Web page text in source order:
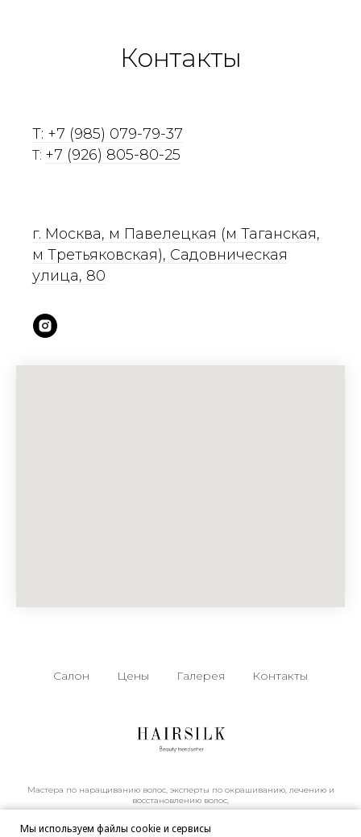
Контакты
T: +7 (985) 079-79-37
T: +7 (926) 805-80-25
г. Москва, м Павелецкая (м Таганская,
м Третьяковская), Садовническая
улица, 80
Салон Цены Галерея Контакты
Мастера по наращиванию волос, эксперты по окрашиванию, лечению и
восстановлению волос,
мастера ногтевого сервиса порадуют вас идеальным маникюром
Мы используем файлы cookie и сервисы